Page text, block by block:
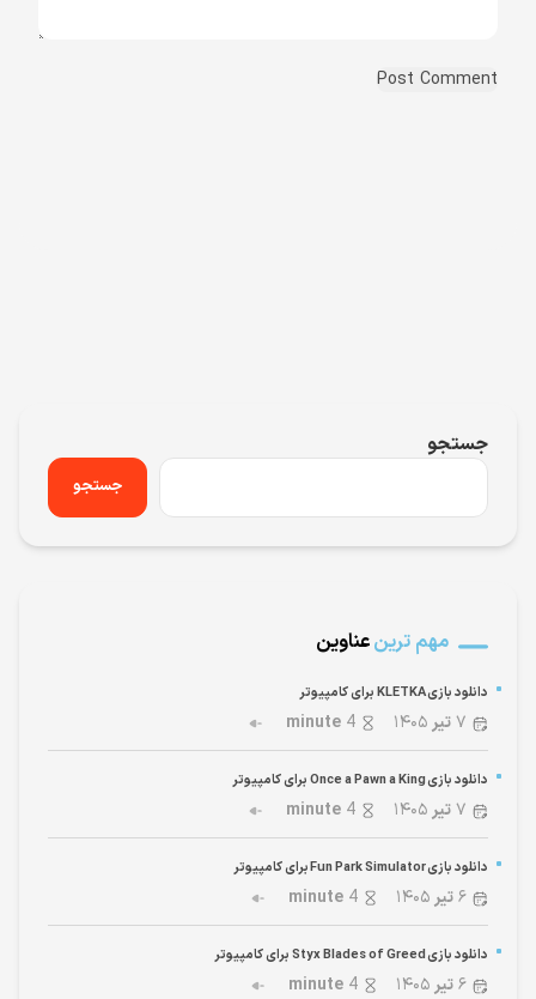
جستجو
جستجو
مهم ترینعناوین
دانلود بازی KLETKA برای کامپیوتر
۷تیر ۱۴۰۵ 4
minute
دانلود بازی Once a Pawn a King برای کامپیوتر
۷تیر ۱۴۰۵ 4
minute
دانلود بازی Fun Park Simulator برای کامپیوتر
۶تیر ۱۴۰۵ 4
minute
دانلود بازی Styx Blades of Greed برای کامپیوتر
۶تیر ۱۴۰۵ 4
minute